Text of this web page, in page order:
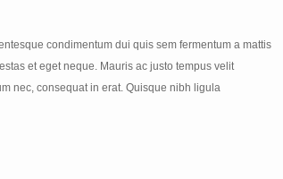
condimentum dui quis sem fermentum a mattis
et eget neque. Mauris ac justo tempus velit
nec, consequat in erat. Quisque nibh ligula